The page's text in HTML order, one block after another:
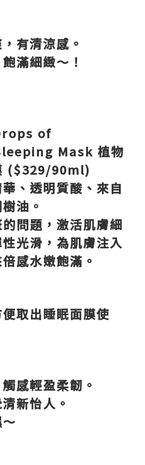
有清涼感。
滿細緻～！
of
Mask 植物
($329/90ml)
、透明質酸、來自
油。
問題，激活肌膚細
光滑，為肌膚注入
感水嫩飽滿。
取出睡眠面膜使
感輕盈柔韌。
新怡人。